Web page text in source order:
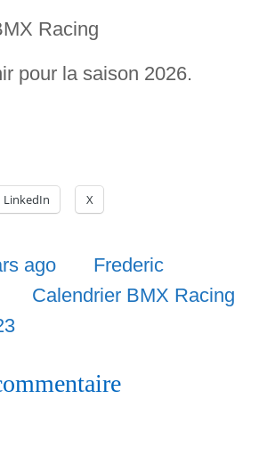
Racing
pour la saison 2026.
LinkedIn X
ago Author
Frederic
Tags
Calendrier BMX Racing